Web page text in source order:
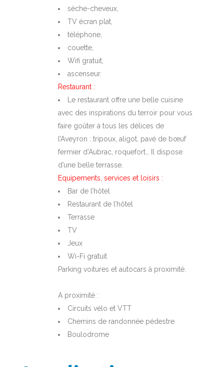
sèche-cheveux,
TV écran plat,
téléphone,
couette,
Wifi gratuit,
ascenseur.
Restaurant :
Le restaurant offre une belle cuisine
avec des inspirations du terroir pour vous
faire goûter à tous les délices de
l’Aveyron : tripoux, aligot, pavé de bœuf
fermier d’Aubrac, roquefort… Il dispose
d’une belle terrasse.
Equipements, services et loisirs :
Bar de l’hôtel
Restaurant de l’hôtel
Terrasse
TV
Jeux
Wi-Fi gratuit
Parking voitures et autocars à proximité.
A proximité :
Circuits vélo et VTT
Chemins de randonnée pédestre
Boulodrome